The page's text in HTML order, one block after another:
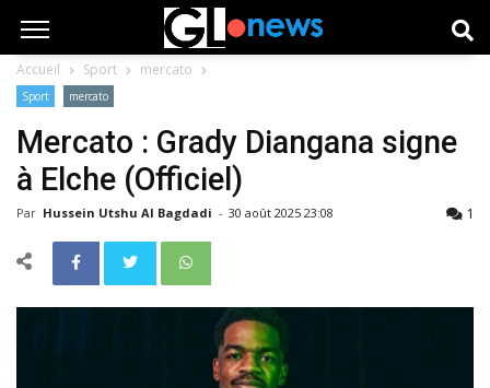
Accueil Sport mercato
Sport mercato
Mercato : Grady Diangana signe
à Elche (Officiel)
Par Hussein Utshu Al Bagdadi - 30 août 2025 23:08 1